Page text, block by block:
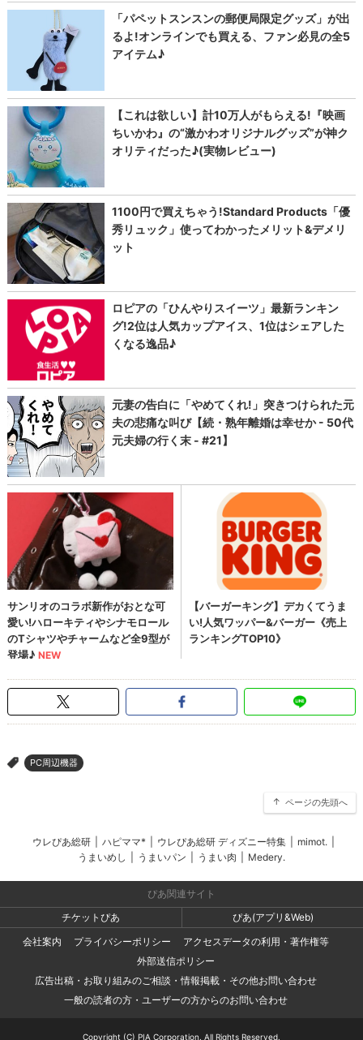
> PC周辺機器
ページの先頭へ
ウレぴあ総研 ハピママ* ウレぴあ総研 ディズニー特集 mimot.
うまいめし
うまいパン うまい肉 Medery.
ぴあ関連サイト
チケットぴあ
ぴあ(アプリ&Web)
会社案内
プライバシーポリシー
アクセスデータの利用・著作権等
外部送信ポリシー
広告出稿・お取り組みのご相談・情報掲載・その他お問い合わせ
一般の読者の方・ユーザーの方からのお問い合わせ
Copyright (C) PIA Corporation. All Rights Reserved.